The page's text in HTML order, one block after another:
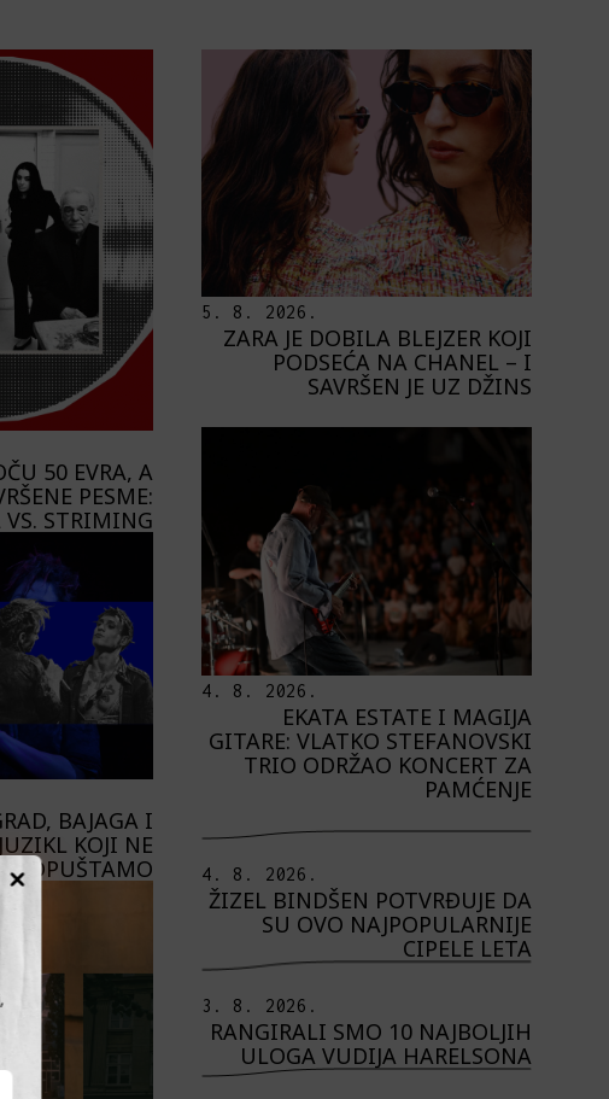
50 EVRA, A
PESME:
STRIMING
BAJAGA I
KOJI NE
PROPUŠTAMO
5. 8. 2026.
ZARA JE DOBILA BLEJZER KOJI
PODSEĆA NA CHANEL – I
SAVRŠEN JE UZ DŽINS
4. 8. 2026.
EKATA ESTATE I MAGIJA
GITARE: VLATKO STEFANOVSKI
TRIO ODRŽAO KONCERT ZA
PAMĆENJE
4. 8. 2026.
ŽIZEL BINDŠEN POTVRĐUJE DA
SU OVO NAJPOPULARNIJE
CIPELE LETA
3. 8. 2026.
RANGIRALI SMO 10 NAJBOLJIH
ULOGA VUDIJA HARELSONA